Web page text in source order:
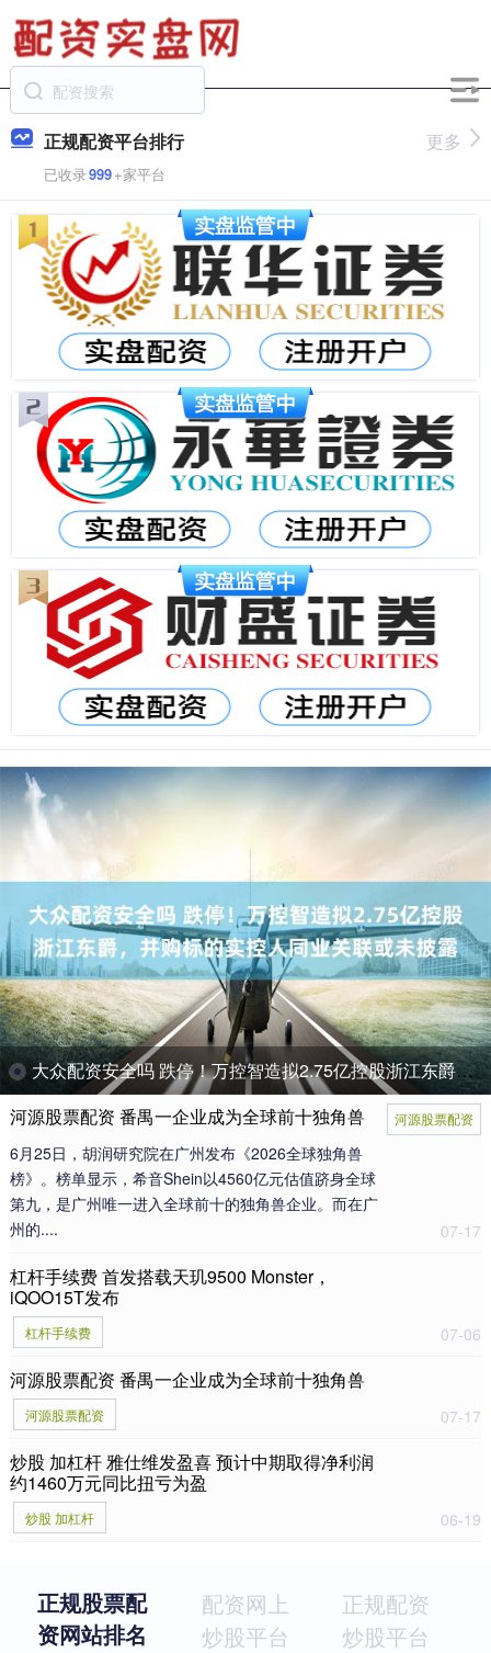
正规配资平台排行
已收录999+家平台
更多
大众配资安全吗 跌停！万控智造拟2.75亿控股浙江东爵，并购标的实控人同业关联或未披露
河源股票配资
河源股票配资 番禺一企业成为全球前十独角兽
6月25日，胡润研究院在广州发布《2026全球独角兽
榜》。榜单显示，希音Shein以4560亿元估值跻身全球
第九，是广州唯一进入全球前十的独角兽企业。而在广
州的....
07-17
杠杆手续费 首发搭载天玑9500 Monster，
iQOO15T发布
杠杆手续费 07-06
河源股票配资 番禺一企业成为全球前十独角兽
河源股票配资 07-17
炒股 加杠杆 雅仕维发盈喜 预计中期取得净利润
约1460万元同比扭亏为盈
炒股 加杠杆 06-19
正规股票配
资网站排名
配资网上
炒股平台
正规配资
炒股平台